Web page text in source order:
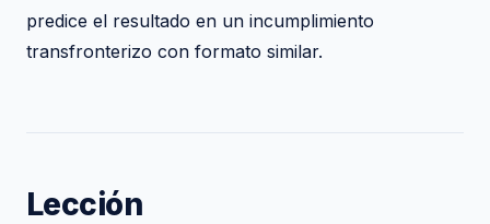
predice el resultado en un incumplimiento
transfronterizo con formato similar.
Lección